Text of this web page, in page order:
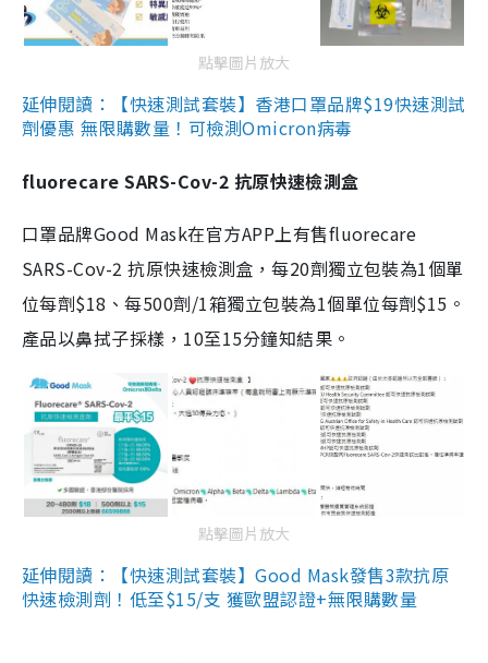
點擊圖片放大
延伸閱讀：【快速測試套裝】香港口罩品牌$19快速測試
劑優惠 無限購數量！可檢測Omicron病毒
fluorecare SARS-Cov-2 抗原快速檢測盒
口罩品牌Good Mask在官方APP上有售fluorecare
SARS-Cov-2 抗原快速檢測盒，每20劑獨立包裝為1個單
位每劑$18、每500劑/1箱獨立包裝為1個單位每劑$15。
產品以鼻拭子採樣，10至15分鐘知結果。
點擊圖片放大
延伸閱讀：【快速測試套裝】Good Mask發售3款抗原
快速檢測劑！低至$15/支 獲歐盟認證+無限購數量